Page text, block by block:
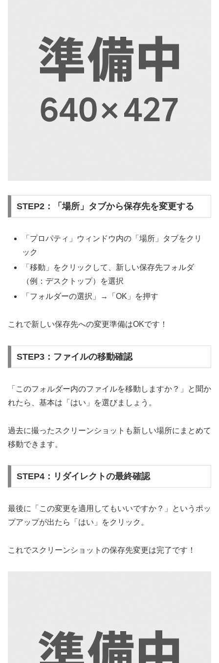
STEP2：「場所」タブから保存先を変更する
「プロパティ」ウィンドウ内の「場所」タブをクリ
ック
「移動」をクリックして、新しい保存先フォルダ
（例：デスクトップ）を選択
「フォルダーの選択」→「OK」を押す
これで新しい保存先への変更準備はOKです！
STEP3：ファイルの移動確認
「このフォルダー内のファイルを移動しますか？」と聞か
れたら、基本は「はい」を選びましょう。
過去に撮ったスクリーンショットも新しい場所にまとめて
移動できます。
STEP4：リダイレクトの最終確認
最後に「この変更を適用してもいいですか？」というポッ
プアップが出たら「はい」をクリック。
これでスクリーンショットの保存先変更は完了です！